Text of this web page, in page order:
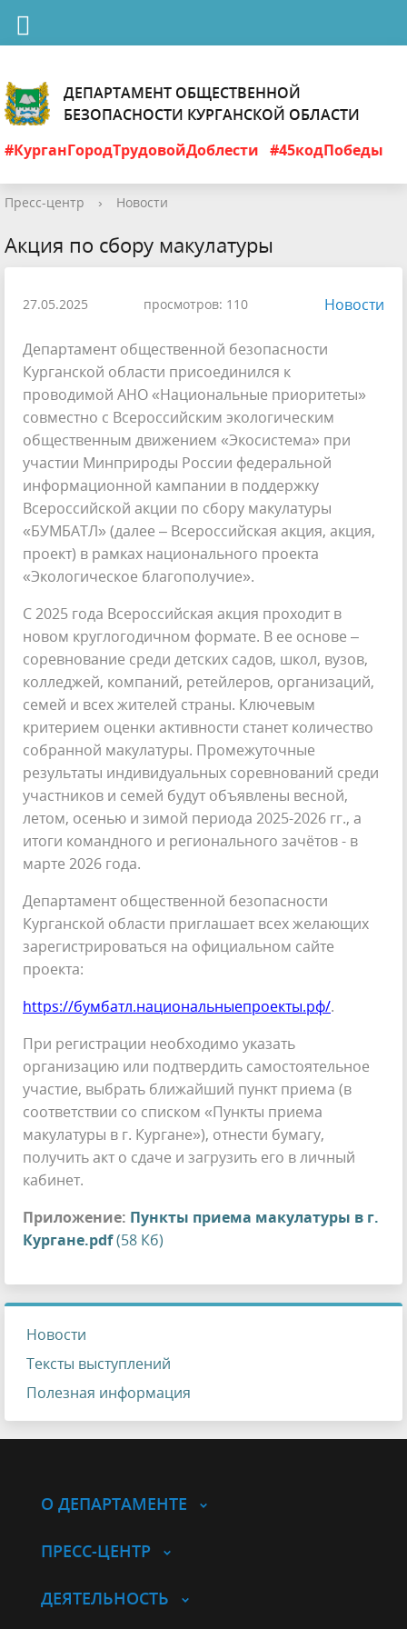
ДЕПАРТАМЕНТ ОБЩЕСТВЕННОЙ
БЕЗОПАСНОСТИ КУРГАНСКОЙ ОБЛАСТИ
#КурганГородТрудовойДоблести #45кодПобеды
Пресс-центр › Новости
Акция по сбору макулатуры
27.05.2025 просмотров: 110 Новости
Департамент общественной безопасности
Курганской области присоединился к
проводимой АНО «Национальные приоритеты»
совместно с Всероссийским экологическим
общественным движением «Экосистема» при
участии Минприроды России федеральной
информационной кампании в поддержку
Всероссийской акции по сбору макулатуры
«БУМБАТЛ» (далее – Всероссийская акция, акция,
проект) в рамках национального проекта
«Экологическое благополучие».
С 2025 года Всероссийская акция проходит в
новом круглогодичном формате. В ее основе –
соревнование среди детских садов, школ, вузов,
колледжей, компаний, ретейлеров, организаций,
семей и всех жителей страны. Ключевым
критерием оценки активности станет количество
собранной макулатуры. Промежуточные
результаты индивидуальных соревнований среди
участников и семей будут объявлены весной,
летом, осенью и зимой периода 2025-2026 гг., а
итоги командного и регионального зачётов - в
марте 2026 года.
Департамент общественной безопасности
Курганской области приглашает всех желающих
зарегистрироваться на официальном сайте
проекта:
https://бумбатл.национальныепроекты.рф/.
При регистрации необходимо указать
организацию или подтвердить самостоятельное
участие, выбрать ближайший пункт приема (в
соответствии со списком «Пункты приема
макулатуры в г. Кургане»), отнести бумагу,
получить акт о сдаче и загрузить его в личный
кабинет.
Приложение: Пункты приема макулатуры в г.
Кургане.pdf(58 Кб)
Новости
Тексты выступлений
Полезная информация
О ДЕПАРТАМЕНТЕ
ПРЕСС-ЦЕНТР
ДЕЯТЕЛЬНОСТЬ